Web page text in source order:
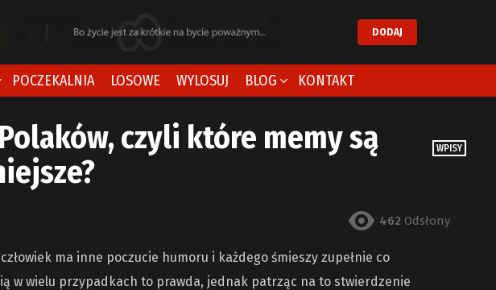
DODAJ
POCZEKALNIA LOSOWE WYLOSUJ BLOG KONTAKT
WPISY
czyli które memy są
462 Odsłony
ma inne poczucie humoru i każdego śmieszy zupełnie co
w wielu przypadkach to prawda, jednak patrząc na to stwierdzenie